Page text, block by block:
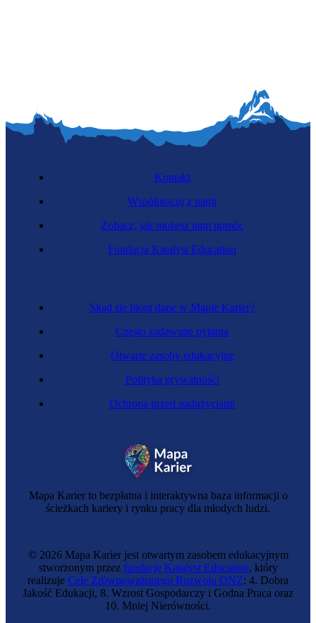
Mapa Karier to bezpłatna i interaktywna baza informacji o
ścieżkach kariery i rynku pracy dla młodych ludzi.
Skąd się biorą dane w Mapie Karier?
Często zadawane pytania
Otwarte zasoby edukacyjne
Polityka prywatności
Ochrona przed nadużyciami
Kontakt
Współpracuj z nami
Zobacz, jak możesz nam pomóc
Fundacja Katalyst Education
© 2026 Mapa Karier jest otwartym zasobem edukacyjnym
stworzonym przez fundację Katalyst Education, który
realizuje Cele Zrównoważonego Rozwoju ONZ: 4. Dobra
Jakość Edukacji, 8. Wzrost Gospodarczy i Godna Praca oraz
10. Mniej Nierówności.